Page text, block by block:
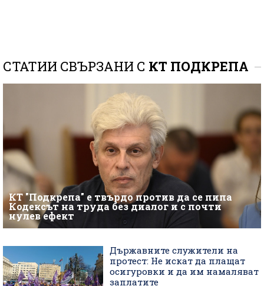
СТАТИИ СВЪРЗАНИ С КТ ПОДКРЕПА
КТ "Подкрепа" е твърдо против да се пипа
Кодексът на труда без диалог и с почти
нулев ефект
Държавните служители на
протест: Не искат да плащат
осигуровки и да им намаляват
заплатите